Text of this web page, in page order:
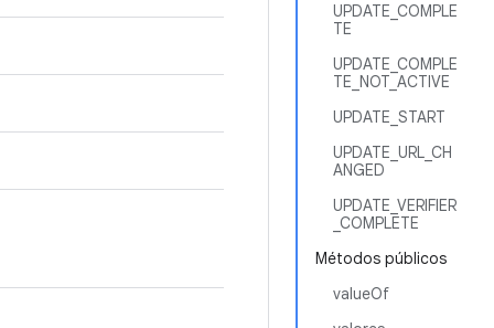
UPDATE_COMPLE
TE
UPDATE_COMPLE
TE_NOT_ACTIVE
UPDATE_START
UPDATE_URL_CH
ANGED
UPDATE_VERIFIER
_COMPLETE
Métodos públicos
valueOf